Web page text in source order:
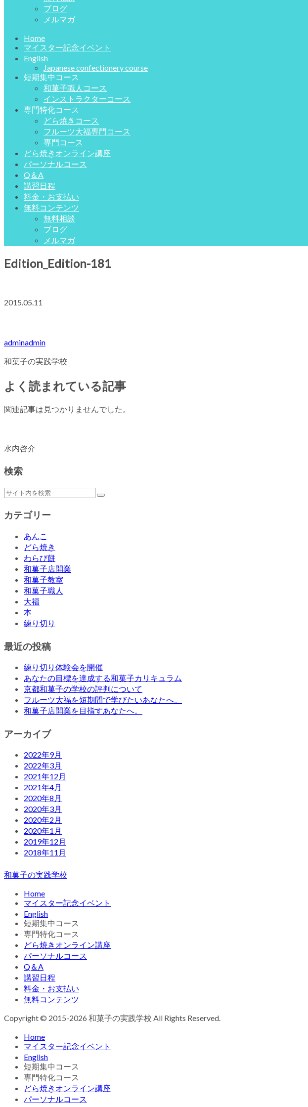
ブログ
メルマガ
Home
マイスター記念イベント
English
Japanese confectionery course
短期集中コース
和菓子職人コース
インストラクターコース
専門特化コース
どら焼きコース
フルーツ大福専門コース
専門コース
どら焼きオンライン講座
パーソナルコース
Q＆A
講習日程
料金・お支払い
無料コンテンツ
無料相談
ブログ
メルマガ
Edition_Edition-181
2015.05.11
adminadmin
和菓子の実践学校
よく読まれている記事
関連記事は見つかりませんでした。
水内啓介
検索
カテゴリー
あんこ
どら焼き
わらび餅
和菓子店開業
和菓子教室
和菓子職人
大福
本
練り切り
最近の投稿
練り切り体験会を開催
あなたの目標を達成する和菓子カリキュラム
京都和菓子の学校の評判について
フルーツ大福を短期間で学びたいあなたへ。
和菓子店開業を目指すあなたへ。
アーカイブ
2022年9月
2022年3月
2021年12月
2021年4月
2020年8月
2020年3月
2020年2月
2020年1月
2019年12月
2018年11月
和菓子の実践学校
Home
マイスター記念イベント
English
短期集中コース
専門特化コース
どら焼きオンライン講座
パーソナルコース
Q＆A
講習日程
料金・お支払い
無料コンテンツ
Copyright © 2015-2026 和菓子の実践学校 All Rights Reserved.
Home
マイスター記念イベント
English
短期集中コース
専門特化コース
どら焼きオンライン講座
パーソナルコース